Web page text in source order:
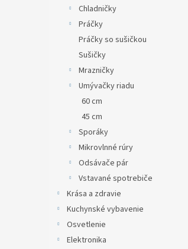
Chladničky
Práčky
Práčky so sušičkou
Sušičky
Mrazničky
Umývačky riadu
60 cm
45 cm
Sporáky
Mikrovlnné rúry
Odsávače pár
Vstavané spotrebiče
Krása a zdravie
Kuchynské vybavenie
Osvetlenie
Elektronika